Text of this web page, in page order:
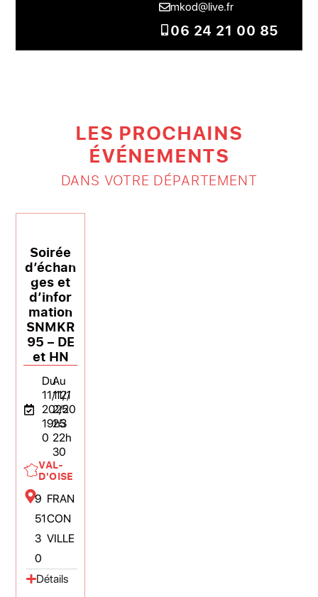
mkod@live.fr
06 24 21 00 85
LES PROCHAINS
ÉVÉNEMENTS
DANS VOTRE DÉPARTEMENT
Soirée
d’échan
ges et
d’infor
mation
SNMKR
95 – DE
et HN
Du
11/12/
2025
19h3
0
Au
11/1
2/20
25
22h
30
VAL-
D'OISE
9
51
3
0
FRAN
CON
VILLE
Détails